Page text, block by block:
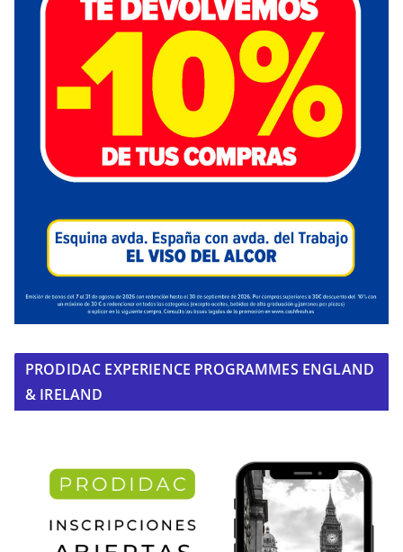
PRODIDAC EXPERIENCE PROGRAMMES ENGLAND
& IRELAND